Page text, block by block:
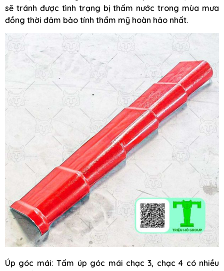
sẽ tránh được tình trạng bị thấm nước trong mùa mưa
đồng thời đảm bảo tính thẩm mỹ hoàn hảo nhất.
Úp góc mái: Tấm úp góc mái chạc 3, chạc 4 có nhiều